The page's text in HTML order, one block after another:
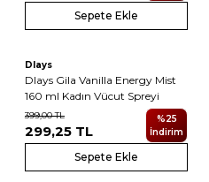
Sepete Ekle
Dlays
Dlays Gila Vanilla Energy Mist
160 ml Kadın Vücut Spreyi
399,00TL
299,25 TL
%25
İndirim
Sepete Ekle